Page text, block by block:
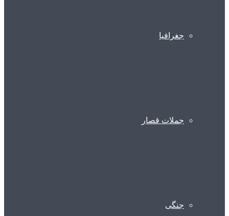
جغرافیا
جملات قصار
جنگی